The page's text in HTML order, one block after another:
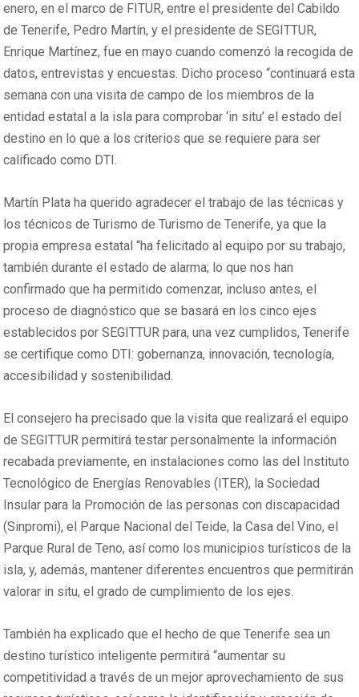
enero, en el marco de FITUR, entre el presidente del Cabildo
de Tenerife, Pedro Martín, y el presidente de SEGITTUR,
Enrique Martínez, fue en mayo cuando comenzó la recogida de
datos, entrevistas y encuestas. Dicho proceso “continuará esta
semana con una visita de campo de los miembros de la
entidad estatal a la isla para comprobar ‘in situ’ el estado del
destino en lo que a los criterios que se requiere para ser
calificado como DTI.
Martín Plata ha querido agradecer el trabajo de las técnicas y
los técnicos de Turismo de Turismo de Tenerife, ya que la
propia empresa estatal “ha felicitado al equipo por su trabajo,
también durante el estado de alarma; lo que nos han
confirmado que ha permitido comenzar, incluso antes, el
proceso de diagnóstico que se basará en los cinco ejes
establecidos por SEGITTUR para, una vez cumplidos, Tenerife
se certifique como DTI: gobernanza, innovación, tecnología,
accesibilidad y sostenibilidad.
El consejero ha precisado que la visita que realizará el equipo
de SEGITTUR permitirá testar personalmente la información
recabada previamente, en instalaciones como las del Instituto
Tecnológico de Energías Renovables (ITER), la Sociedad
Insular para la Promoción de las personas con discapacidad
(Sinpromi), el Parque Nacional del Teide, la Casa del Vino, el
Parque Rural de Teno, así como los municipios turísticos de la
isla, y, además, mantener diferentes encuentros que permitirán
valorar in situ, el grado de cumplimiento de los ejes.
También ha explicado que el hecho de que Tenerife sea un
destino turístico inteligente permitirá “aumentar su
competitividad a través de un mejor aprovechamiento de sus